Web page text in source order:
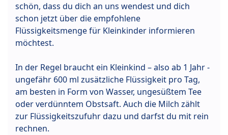
schön, dass du dich an uns wendest und dich
schon jetzt über die empfohlene
Flüssigkeitsmenge für Kleinkinder informieren
möchtest.
In der Regel braucht ein Kleinkind – also ab 1 Jahr -
ungefähr 600 ml zusätzliche Flüssigkeit pro Tag,
am besten in Form von Wasser, ungesüßtem Tee
oder verdünntem Obstsaft. Auch die Milch zählt
zur Flüssigkeitszufuhr dazu und darfst du mit rein
rechnen.